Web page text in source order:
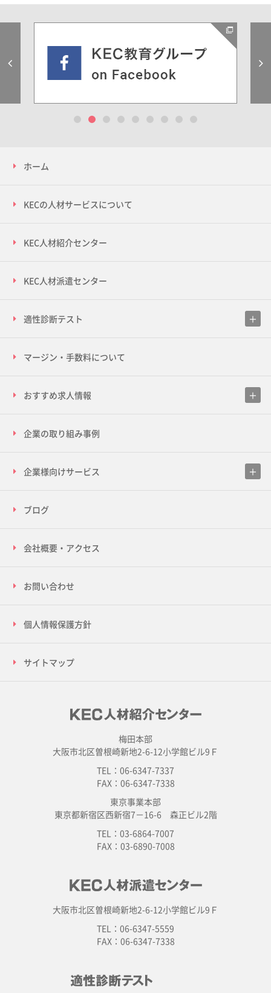
ホーム
KECの人材サービスについて
KEC人材紹介センター
KEC人材派遣センター
適性診断テスト
マージン・手数料について
おすすめ求人情報
企業の取り組み事例
企業様向けサービス
ブログ
会社概要・アクセス
お問い合わせ
個人情報保護方針
サイトマップ
梅田本部
大阪市北区曽根崎新地2-6-12小学館ビル9Ｆ
TEL：06-6347-7337
FAX：06-6347-7338
東京事業本部
東京都新宿区西新宿7－16-6 森正ビル2階
TEL：03-6864-7007
FAX：03-6890-7008
大阪市北区曽根崎新地2-6-12小学館ビル9Ｆ
TEL：06-6347-5559
FAX：06-6347-7338